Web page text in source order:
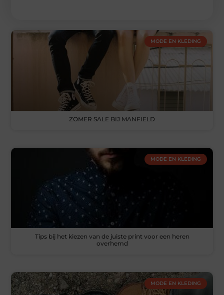
MODE EN KLEDING
ZOMER SALE BIJ MANFIELD
MODE EN KLEDING
Tips bij het kiezen van de juiste print voor een heren
overhemd
MODE EN KLEDING